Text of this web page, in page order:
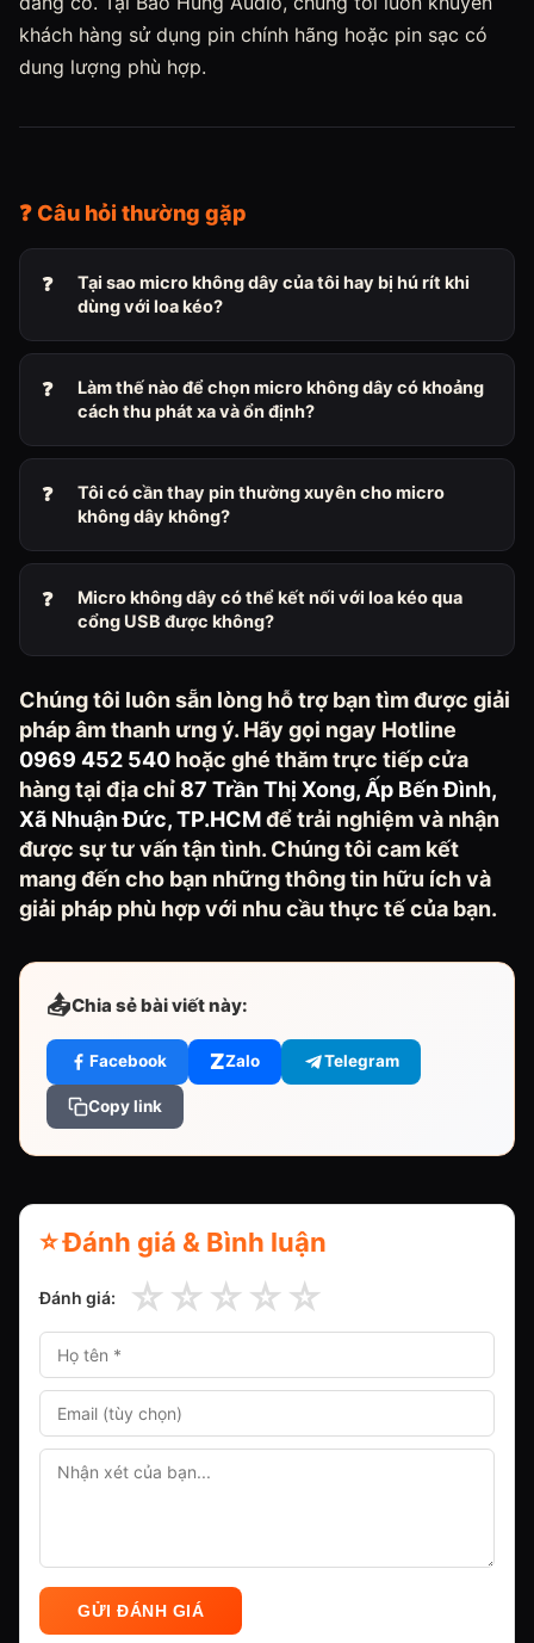
khách hàng sử dụng pin chính hãng hoặc pin sạc có
dung lượng phù hợp.
❓ Câu hỏi thường gặp
Tại sao micro không dây của tôi hay bị hú rít khi
dùng với loa kéo?
Làm thế nào để chọn micro không dây có khoảng
cách thu phát xa và ổn định?
Tôi có cần thay pin thường xuyên cho micro
không dây không?
Micro không dây có thể kết nối với loa kéo qua
cổng USB được không?
Chúng tôi luôn sẵn lòng hỗ trợ bạn tìm được giải
pháp âm thanh ưng ý. Hãy gọi ngay Hotline
0969 452 540 hoặc ghé thăm trực tiếp cửa
hàng tại địa chỉ 87 Trần Thị Xong, Ấp Bến Đình,
Xã Nhuận Đức, TP.HCMđể trải nghiệm và nhận
được sự tư vấn tận tình. Chúng tôi cam kết
mang đến cho bạn những thông tin hữu ích và
giải pháp phù hợp với nhu cầu thực tế của bạn.
📤Chia sẻ bài viết này:
Facebook ZZalo Telegram
Copy link
⭐ Đánh giá & Bình luận
Đánh giá: ☆ ☆ ☆ ☆ ☆
GỬI ĐÁNH GIÁ